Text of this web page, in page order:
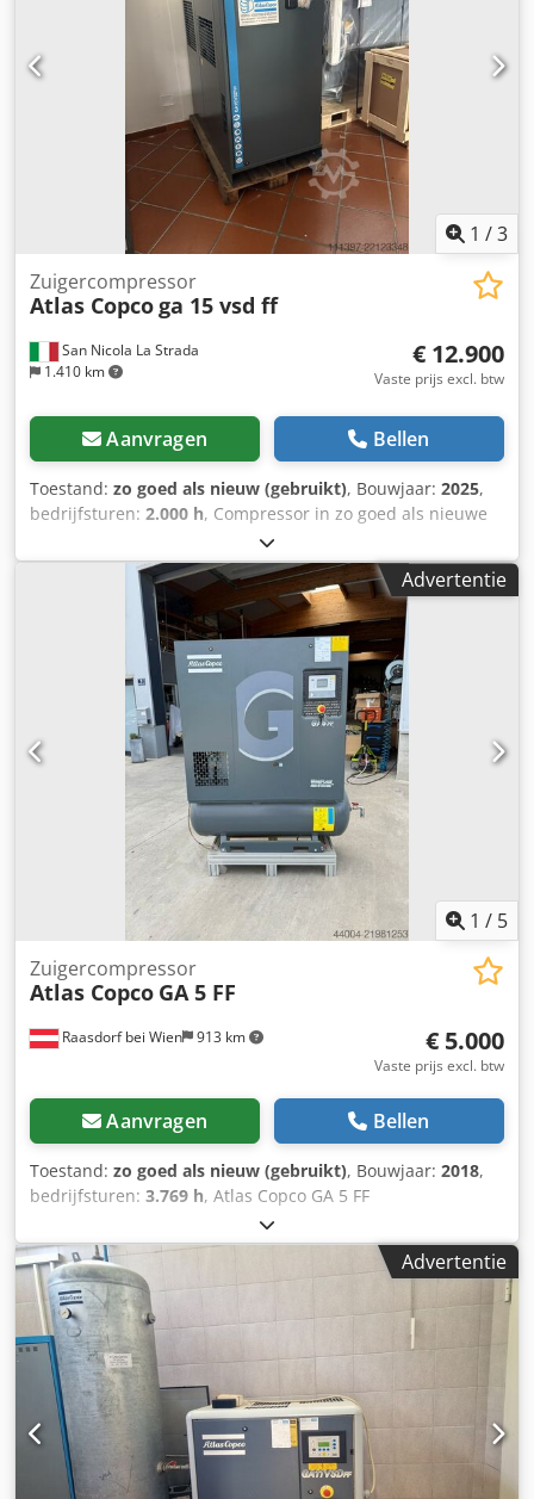
1 /3
San Nicola La Strada
1.410 km
Zuigercompressor
Atlas Copcoga 15 vsd ff
€ 12.900
Vaste prijs excl. btw
Aanvragen Bellen
Toestand: zo goed als nieuw (gebruikt), Bouwjaar: 2025,
bedrijfsturen: 2.000 h, Compressor in zo goed als nieuwe
staat (demonstratiemodel), slechts 2000 draaiuren. Wij zijn
officieel dealer. Nieuwprijs volgens prijslijst: € 32.074.
Crodpfxezdf Iyo Antof Belangrijkste kenmerken: Max. druk:
10 bar Vermogen: 15 kW / 20 pk Debiet: 2940 liter/minuut
Advertentie
1 / 5
Raasdorf bei Wien 913 km
Zuigercompressor
Atlas Copco GA 5 FF
€ 5.000
Vaste prijs excl. btw
Aanvragen Bellen
Toestand: zo goed als nieuw (gebruikt), Bouwjaar: 2018,
bedrijfsturen: 3.769 h, Atlas Copco GA 5 FF
schroefcompressor incl. koeldroger. Motor & Vermogen: •
Nominaal vermogen hoofd motor: 5,5 kW (7,5 pk) •
Motorefficiëntie: Gewoonlijk IE3 (beschermingsklasse IP55)
• Spanning / Frequentie: 400 V / 50 Hz (3 fasen) •
Startmethode: Ster-driehoek Druk en opbrengst: 7,5 bar:
15,0 l/s (900 l/min) ≈54,0 m³/u 8,5 bar: 13,2 l/s (792 l/min)
≈47,5 m³/u 10 bar: 12,5 l/s (750 l/min) ≈45,0 m³/u Crjdpfx
Ajy T Icgontof 13 bar: 8,4 l/s (504 l/min) ≈30,2 m³/u
Reservoirinhoud 270 l Geïntegreerde koeldroger: •
Drukdauwpunt: +3 °C • Extra opgenomen vermogen: ca.
0,22 kW • Condensaatafvoer: Elektronisch, zonder verlies
Advertentie